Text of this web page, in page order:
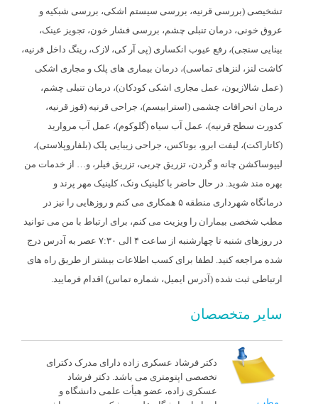
تشخیصی (بررسی قرنیه، بررسی سیستم اشکی، بررسی شبکیه و
عروق خونی، درمان تنبلی چشم، بررسی فشار خون، تجویز عینک،
بینایی سنجی)، رفع عیوب انکساری (پی آر کی، لازک، رینگ داخل قرنیه،
کاشت لنز، لنزهای تماسی)، درمان بیماری های پلک و مجاری اشکی
(عمل شالازیون، عمل مجاری اشکی کودکان)، درمان تنبلی چشم،
درمان انحرافات چشمی (استرابیسم)، جراحی قرنیه (قوز قرنیه،
کدورت سطح قرنیه)، عمل آب سیاه (گلوکوم)، عمل آب مروارید
(کاتاراکت)، لیفت ابرو، بوتاکس، جراحی زیبایی پلک (بلفاروپلاستی)،
لیپوساکشن چانه و گردن، تزریق چربی، تزریق فیلر، و… از خدمات من
بهره مند شوید. در حال حاضر با کلینیک ونک، کلینیک مهر پرند و
درمانگاه شهرداری منطقه ۵ همکاری می کنم و روزهایی را نیز در
مطب شخصی بیماران را ویزیت می کنم، برای ارتباط با من می توانید
در روزهای شنبه تا چهارشنبه از ساعت ۴ الی ۷:۳۰ عصر به آدرس درج
شده مراجعه کنید. لطفا برای کسب اطلاعات بیشتر از طریق راه های
ارتباطی ثبت شده (آدرس ایمیل، شماره تماس) اقدام فرمایید.
سایر متخصصان
دکتر فرشاد عسکری زاده دارای مدرک دکترای
تخصصی اپتومتری می باشد. دکتر فرشاد
عسکری زاده، عضو هیأت علمی دانشگاه و